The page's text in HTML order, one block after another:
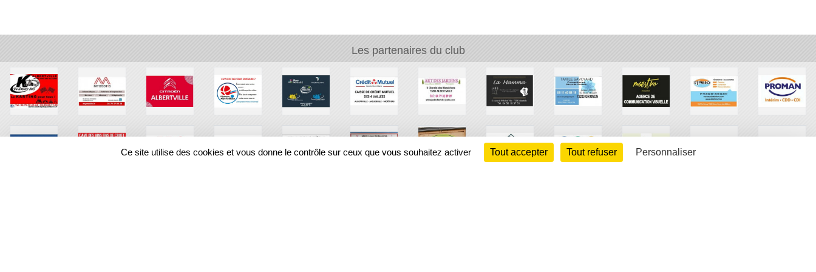
Les partenaires du club
Ce site utilise des cookies et vous donne le contrôle sur ceux que vous souhaitez activer Tout accepter Tout refuser Personnaliser